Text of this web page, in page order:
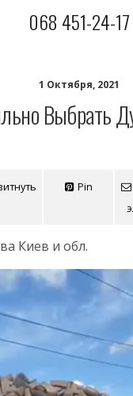
068 451-24-17
1 Октября, 2021
Выбрать
Pin
Киев и обл.